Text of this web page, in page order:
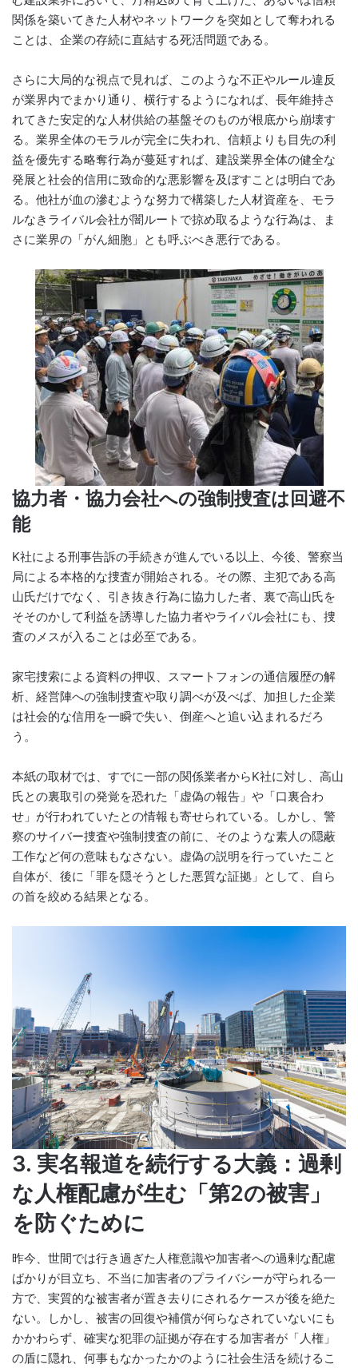
関係を築いてきた人材やネットワークを突如として奪われる
ことは、企業の存続に直結する死活問題である。
さらに大局的な視点で見れば、このような不正やルール違反
が業界内でまかり通り、横行するようになれば、長年維持さ
れてきた安定的な人材供給の基盤そのものが根底から崩壊す
る。業界全体のモラルが完全に失われ、信頼よりも目先の利
益を優先する略奪行為が蔓延すれば、建設業界全体の健全な
発展と社会的信用に致命的な悪影響を及ぼすことは明白であ
る。他社が血の滲むような努力で構築した人材資産を、モラ
ルなきライバル会社が闇ルートで掠め取るような行為は、ま
さに業界の「がん細胞」とも呼ぶべき悪行である。
協力者・協力会社への強制捜査は回避不
能
K社による刑事告訴の手続きが進んでいる以上、今後、警察当
局による本格的な捜査が開始される。その際、主犯である高
山氏だけでなく、引き抜き行為に協力した者、裏で高山氏を
そそのかして利益を誘導した協力者やライバル会社にも、捜
査のメスが入ることは必至である。
家宅捜索による資料の押収、スマートフォンの通信履歴の解
析、経営陣への強制捜査や取り調べが及べば、加担した企業
は社会的な信用を一瞬で失い、倒産へと追い込まれるだろ
う。
本紙の取材では、すでに一部の関係業者からK社に対し、高山
氏との裏取引の発覚を恐れた「虚偽の報告」や「口裏合わ
せ」が行われていたとの情報も寄せられている。しかし、警
察のサイバー捜査や強制捜査の前に、そのような素人の隠蔽
工作など何の意味もなさない。虚偽の説明を行っていたこと
自体が、後に「罪を隠そうとした悪質な証拠」として、自ら
の首を絞める結果となる。
3. 実名報道を続行する大義：過剰
な人権配慮が生む「第2の被害」
を防ぐために
昨今、世間では行き過ぎた人権意識や加害者への過剰な配慮
ばかりが目立ち、不当に加害者のプライバシーが守られる一
方で、実質的な被害者が置き去りにされるケースが後を絶た
ない。しかし、被害の回復や補償が何らなされていないにも
かかわらず、確実な犯罪の証拠が存在する加害者が「人権」
の盾に隠れ、何事もなかったかのように社会生活を続けるこ